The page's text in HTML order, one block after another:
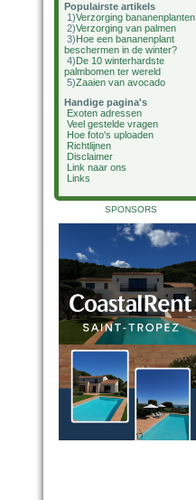
Populairste artikels
1)Verzorging bananenplanten
2)Verzorging van palmen
3)Hoe een bananenplant
beschermen in de winter?
4)De 10 winterhardste
palmbomen ter wereld
5)Zaaien van avocado
Handige pagina's
Exoten adressen
Veel gestelde vragen
Hoe foto's uploaden
Richtlijnen
Disclaimer
Link naar ons
Links
SPONSORS